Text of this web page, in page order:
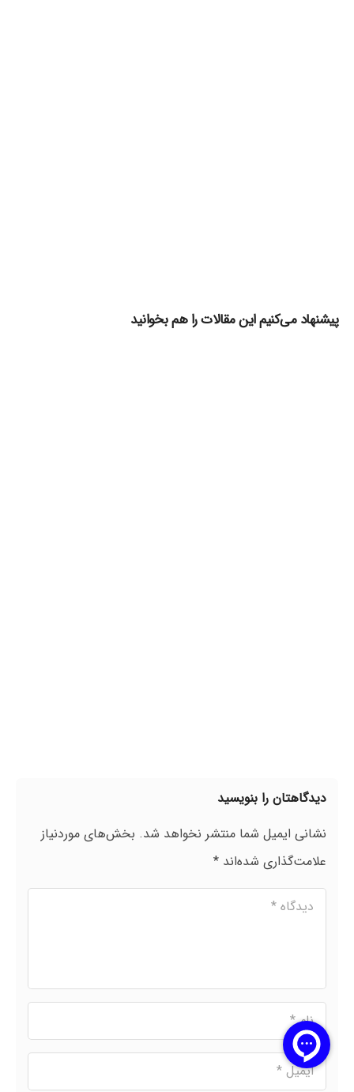
پیشنهاد می‌کنیم این مقالات را هم بخوانید
دیدگاهتان را بنویسید
نشانی ایمیل شما منتشر نخواهد شد. بخش‌های موردنیاز
علامت‌گذاری شده‌اند *